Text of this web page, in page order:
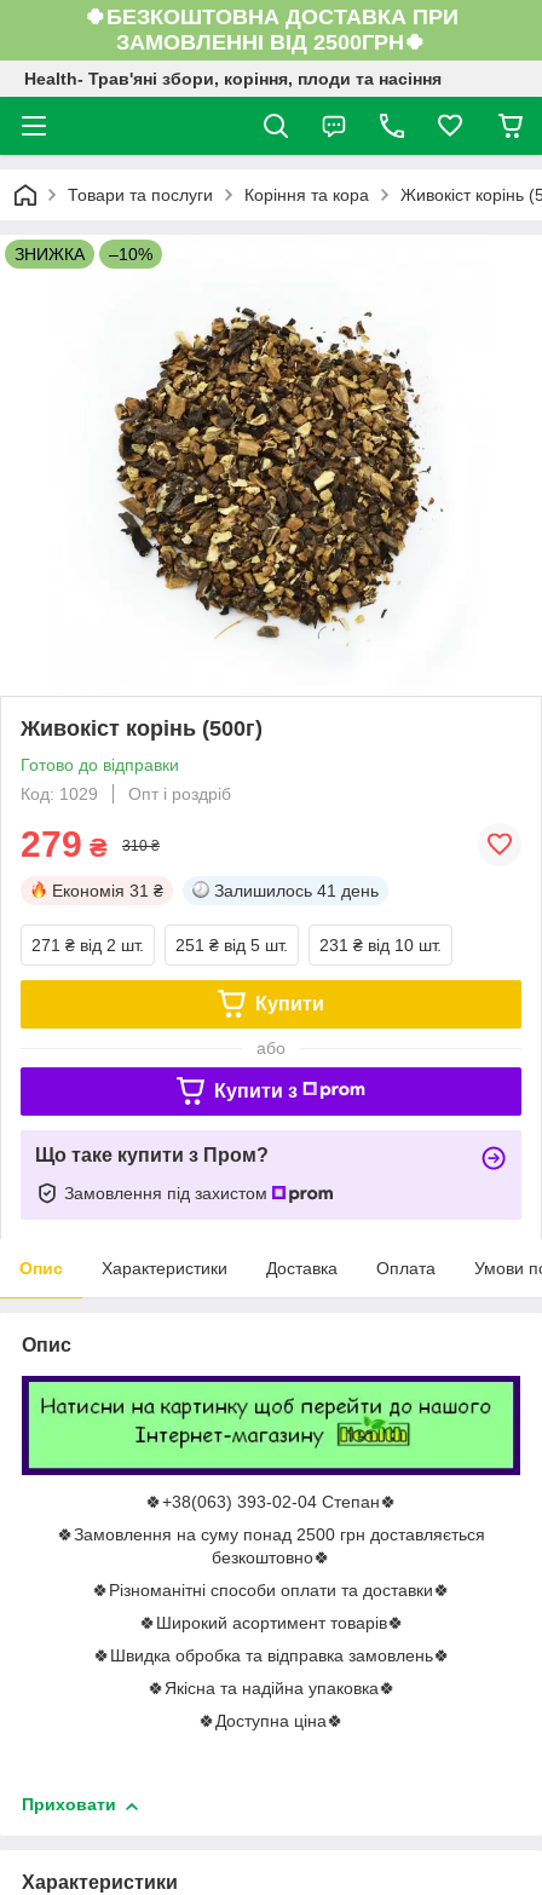
🍀БЕЗКОШТОВНА ДОСТАВКА ПРИ
ЗАМОВЛЕННІ ВІД 2500ГРН🍀
Health- Трав'яні збори, коріння, плоди та насіння
Товари та послуги Коріння та кора Живокіст корінь
ЗНИЖКА –10%
Живокіст корінь (500г)
Готово до відправки
Код: 1029
Опт і роздріб
279 ₴ 310 ₴
Економія 31 ₴ Залишилось 41 день
271 ₴ від 2 шт. 251 ₴ від 5 шт. 231 ₴ від 10 шт.
Купити
або
Купити з
Що таке купити з Пром?
Замовлення під захистом
Опис Характеристики Доставка Оплата Умови
Опис
🍀+38(063) 393-02-04 Степан🍀
🍀Замовлення на суму понад 2500 грн доставляється
безкоштовно🍀
🍀Різноманітні способи оплати та доставки🍀
🍀Широкий асортимент товарів🍀
🍀Швидка обробка та відправка замовлень🍀
🍀Якісна та надійна упаковка🍀
🍀Доступна ціна🍀
Приховати
Характеристики